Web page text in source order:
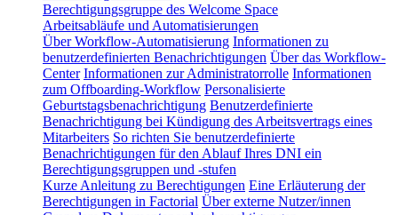
Berechtigungsgruppe des Welcome Space
Arbeitsabläufe und Automatisierungen
Über Workflow-Automatisierung Informationen zu
benutzerdefinierten Benachrichtigungen Über das Workflow-
Center Informationen zur Administratorrolle Informationen
zum Offboarding-Workflow Personalisierte
Geburtstagsbenachrichtigung Benutzerdefinierte
Benachrichtigung bei Kündigung des Arbeitsvertrags eines
Mitarbeiters So richten Sie benutzerdefinierte
Benachrichtigungen für den Ablauf Ihres DNI ein
Berechtigungsgruppen und -stufen
Kurze Anleitung zu Berechtigungen Eine Erläuterung der
Berechtigungen in Factorial Über externe Nutzer/innen